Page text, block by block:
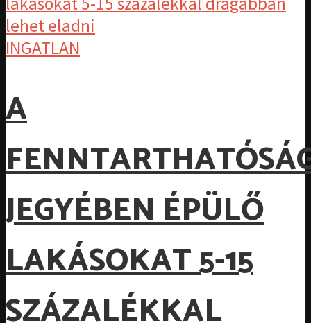
INGATLAN
A
JEGYÉBEN ÉPÜLŐ
LAKÁSOKAT 5-15
SZÁZALÉKKAL